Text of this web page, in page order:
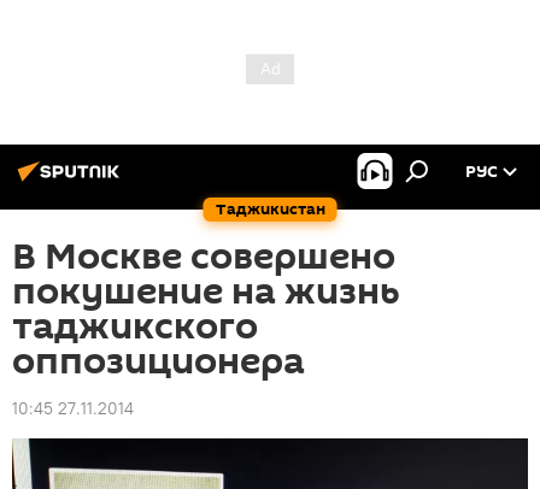
Таджикистан
РУС
В Москве совершено
покушение на жизнь
таджикского
оппозиционера
10:45 27.11.2014